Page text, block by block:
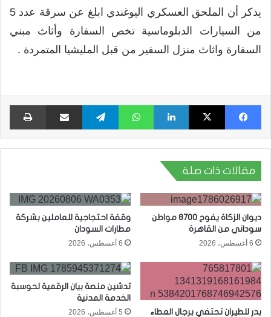
يذكر أن الملحق العسكري اليوغندي ابلغ عن سرقة عدد 5
من السيارات الدبلوماسية تخص السفارة وأثاث مبني
السفارة واثاث منزل السفير من قبل المليشيا المتمردة .
فيسبوك X لينكدإن واتساب تيلقرام مشاركة عبر البريد
مقالات ذات صلة
ديوان الزكاة يفوج 8700 مواطن
سوداني من القاهرة
6 أغسطس، 2026
وقفة احتجاجية للعاملين بشركة
مطارات السودان
6 أغسطس، 2026
بدر للطيران تحتفي برجال العطاء
تدشين منصة بيان الرقمية لحوسبة
الخدمة المدنية
5 أغسطس، 2026